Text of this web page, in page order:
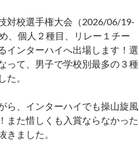
対校選手権大会（2026/06/19-
、個人２種目、リレー１チー
インターハイへ出場します！選
って、男子で学校別最多の３種
た。
ら、インターハイでも操山旋風
また惜しくも入賞ならなかった
きました。